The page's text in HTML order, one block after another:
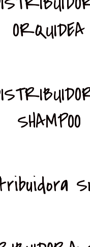
ORQUIDEA
SHAMPOO